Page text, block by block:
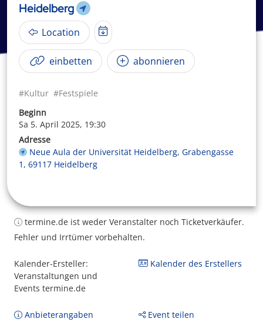
Heidelberg
Location
einbetten abonnieren
#Kultur #Festspiele
Beginn
Sa 5. April 2025, 19:30
Adresse
Neue Aula der Universität Heidelberg, Grabengasse
1, 69117 Heidelberg
termine.de ist weder Veranstalter noch Ticketverkäufer.
Fehler und Irrtümer vorbehalten.
Kalender-Ersteller:
Veranstaltungen und
Events termine.de
Kalender des Erstellers
Anbieterangaben Event teilen